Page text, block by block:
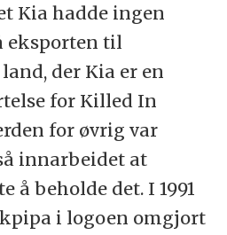
Kia hadde ingen
eksporten til
der Kia er en
for Killed In
for øvrig var
innarbeidet at
å beholde det. I 1991
i logoen omgjort